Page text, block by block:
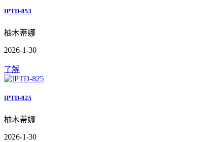
IPTD-853
柚木蒂娜
2026-1-30
了解
IPTD-825
柚木蒂娜
2026-1-30